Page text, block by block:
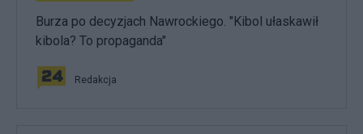
Burza po decyzjach Nawrockiego. "Kibol ułaskawił
kibola? To propaganda"
Redakcja